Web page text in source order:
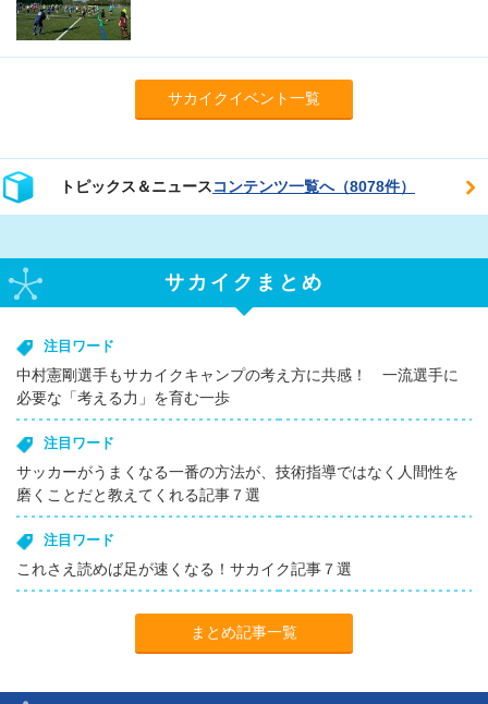
サカイクイベント一覧
トピックス＆ニュースコンテンツ一覧へ（8078件）
サカイクまとめ
注目ワード
中村憲剛選手もサカイクキャンプの考え方に共感！ 一流選手に
必要な「考える力」を育む一歩
注目ワード
サッカーがうまくなる一番の方法が、技術指導ではなく人間性を
磨くことだと教えてくれる記事７選
注目ワード
これさえ読めば足が速くなる！サカイク記事７選
まとめ記事一覧